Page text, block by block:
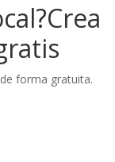
Crea
forma gratuita.